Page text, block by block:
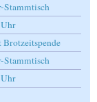
Stammtisch
Stammtisch